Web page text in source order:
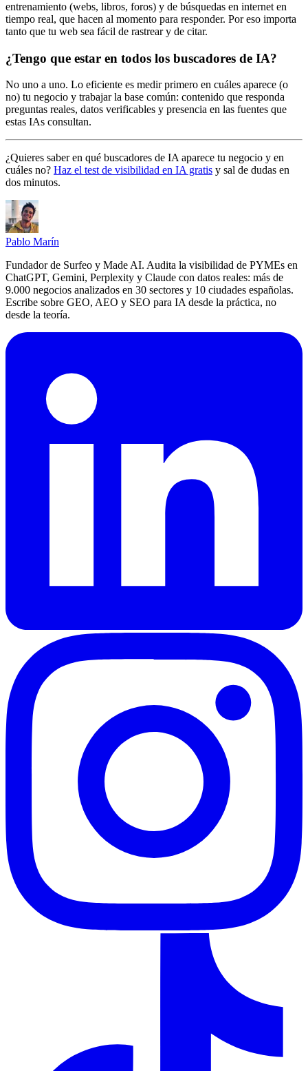
entrenamiento (webs, libros, foros) y de búsquedas en internet en
tiempo real, que hacen al momento para responder. Por eso importa
tanto que tu web sea fácil de rastrear y de citar.
¿Tengo que estar en todos los buscadores de IA?
No uno a uno. Lo eficiente es medir primero en cuáles aparece (o
no) tu negocio y trabajar la base común: contenido que responda
preguntas reales, datos verificables y presencia en las fuentes que
estas IAs consultan.
¿Quieres saber en qué buscadores de IA aparece tu negocio y en
cuáles no? Haz el test de visibilidad en IA gratis y sal de dudas en
dos minutos.
Pablo Marín
Fundador de Surfeo y Made AI. Audita la visibilidad de PYMEs en
ChatGPT, Gemini, Perplexity y Claude con datos reales: más de
9.000 negocios analizados en 30 sectores y 10 ciudades españolas.
Escribe sobre GEO, AEO y SEO para IA desde la práctica, no
desde la teoría.